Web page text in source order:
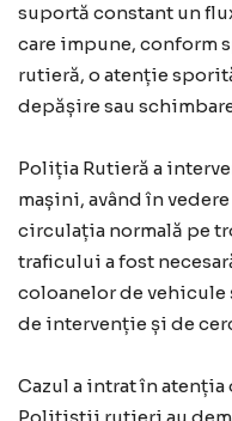
suportă constant un
care impune, conform
rutieră, o atenție
depășire sau
Poliția Rutieră a
mașini, având în
circulația normală pe
traficului a fost
coloanelor de
de intervenție și de
Cazul a intrat în atenția